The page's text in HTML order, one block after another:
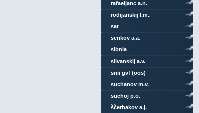
rafaeljanc a.n.
rodijanskij l.m.
sat
senkov a.a.
sibnia
silvanskij a.v.
snii gvf (oos)
suchanov m.v.
suchoj p.o.
ščerbakov a.j.